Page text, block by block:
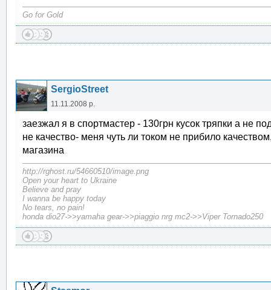
Go for Gold
SergioStreet
11.11.2008 р.
заезжал я в спортмастер - 130грн кусок тряпки а не
не качество- меня чуть ли током не прибило
магазина
http://rghost.ru/54660510/image.png
Open your heart to Ukraine
Believe and pray
I wanna be happy today
No tears, no pain!
honda dio27->>yamaha gear->>piaggio nrg mc2->>Viper Tornado250